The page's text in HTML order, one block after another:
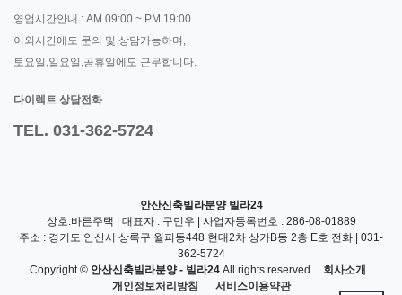
영업시간안내 : AM 09:00 ~ PM 19:00
이외시간에도 문의 및 상담가능하며,
토요일,일요일,공휴일에도 근무합니다.
다이렉트 상담전화
TEL. 031-362-5724
안산신축빌라분양 빌라24
상호:바른주택 | 대표자 : 구민우 | 사업자등록번호 : 286-08-01889
주소 : 경기도 안산시 상록구 월피동448 현대2차 상가B동 2층 E호 전화 | 031-
362-5724
Copyright © 안산신축빌라분양 - 빌라24 All rights reserved.
회사소개
개인정보처리방침
서비스이용약관